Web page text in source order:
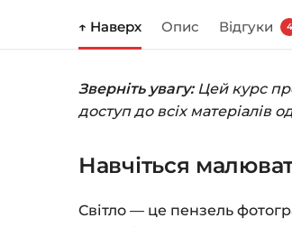
↑ Наверх Опис Відгуки 4
Зверніть увагу:Цей курс
доступ до всіх матеріалів
Навчіться
Світло — це пензель